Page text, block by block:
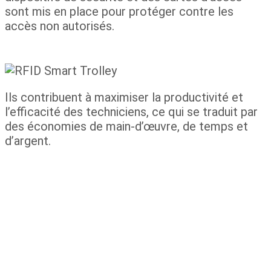
sont mis en place pour protéger contre les
accès non autorisés.
Ils contribuent à maximiser la productivité et
l’efficacité des techniciens, ce qui se traduit par
des économies de main-d’œuvre, de temps et
d’argent.